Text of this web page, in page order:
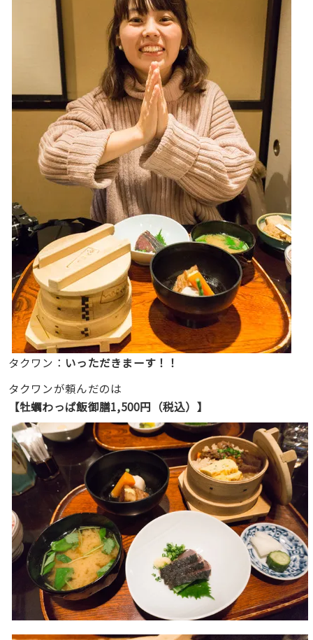
タクワン： いっただきまーす！！
タクワンが頼んだのは
【牡蠣わっぱ飯御膳1,500円（税込）】